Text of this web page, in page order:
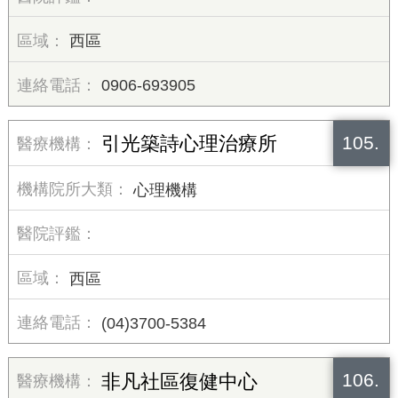
西區
0906-693905
105.
引光築詩心理治療所
心理機構
西區
(04)3700-5384
106.
非凡社區復健中心